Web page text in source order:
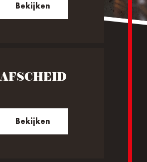
Bekijken
AFSCHEID
Bekijken